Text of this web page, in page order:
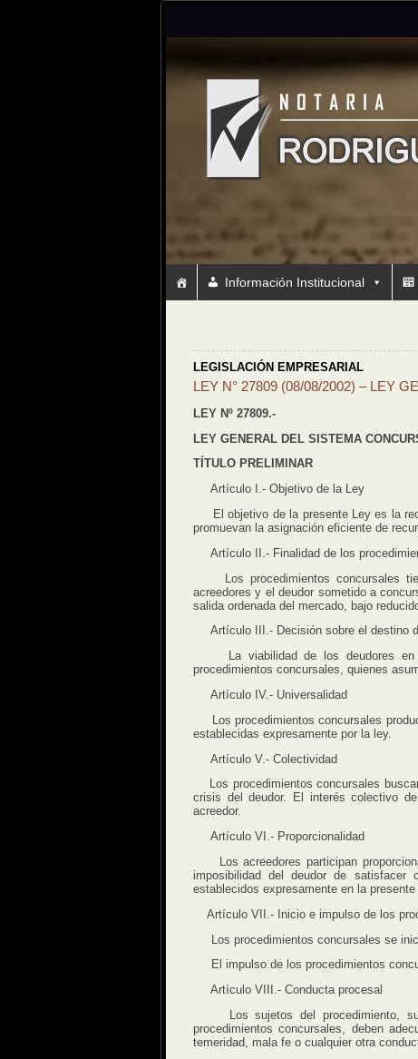
Información Institucional
LEGISLACIÓN EMPRESARIAL
LEY N° 27809 (08/08/2002) – LEY
LEY Nº 27809.-
LEY GENERAL DEL SISTEMA
TÍTULO PRELIMINAR
Artículo I.- Objetivo de la Ley
El objetivo de la presente Ley es la
promuevan la asignación eficiente de
Artículo II.- Finalidad de los
Los procedimientos concursales
acreedores y el deudor sometido a
salida ordenada del mercado, bajo
Artículo III.- Decisión sobre el destino
La viabilidad de los deudores en el
procedimientos concursales, quienes
Artículo IV.- Universalidad
Los procedimientos concursales
establecidas expresamente por la ley.
Artículo V.- Colectividad
Los procedimientos concursales
crisis del deudor. El interés colectivo
acreedor.
Artículo VI.- Proporcionalidad
Los acreedores participan
imposibilidad del deudor de
establecidos expresamente en la presente
Artículo VII.- Inicio e impulso de los
Los procedimientos concursales se
El impulso de los procedimientos
Artículo VIII.- Conducta procesal
Los sujetos del procedimiento, sus
procedimientos concursales, deben
temeridad, mala fe o cualquier otra